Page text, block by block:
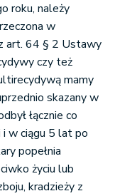
roku, należy
w
art. 64 § 2 Ustawy
czy też
mamy
skazany w
łącznie co
i w ciągu 5 lat po
popełnia
życiu lub
kradzieży z